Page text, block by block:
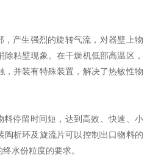
产生强烈的旋转气流，对器壁上物
粘壁现象。在干燥机低部高温区，
，并装有特殊装置，解决了热敏性物
停留时间短，达到高效、快速、小
陶析环及旋流片可以控制出口物料的
水份粒度的要求。